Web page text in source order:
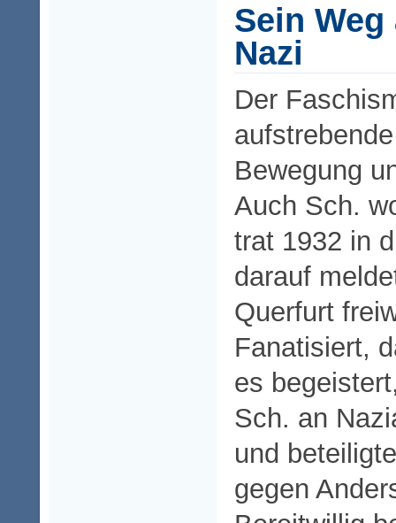
Sein
Nazi
Der
Bewegung
Auch Sch.
trat 1932 in
darauf
Querfurt
Fanatisiert,
es
Sch. an
und
gegen